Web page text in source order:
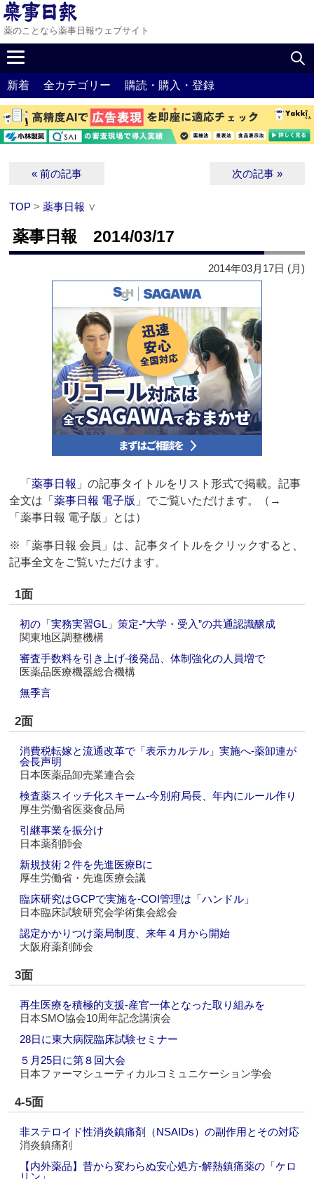
薬のことなら薬事日報ウェブサイト
新着 全カテゴリー 購読・購入・登録
« 前の記事 次の記事 »
TOP >薬事日報 ∨
薬事日報 2014/03/17
2014年03月17日 (月)
「薬事日報 」の記事タイトルをリスト形式で掲載。記事
全文は「薬事日報 電子版 」でご覧いただけます。（→
「薬事日報 電子版」とは）
※「薬事日報 会員」は、記事タイトルをクリックすると、
記事全文をご覧いただけます。
1面
初の「実務実習GL」策定‐“大学・受入”の共通認識醸成
関東地区調整機構
審査手数料を引き上げ‐後発品、体制強化の人員増で
医薬品医療機器総合機構
無季言
2面
消費税転嫁と流通改革で「表示カルテル」実施へ‐薬卸連が
会長声明
日本医薬品卸売業連合会
検査薬スイッチ化スキーム‐今別府局長、年内にルール作り
厚生労働省医薬食品局
引継事業を振分け
日本薬剤師会
新規技術２件を先進医療Bに
厚生労働省・先進医療会議
臨床研究はGCPで実施を‐COI管理は「ハンドル」
日本臨床試験研究会学術集会総会
認定かかりつけ薬局制度、来年４月から開始
大阪府薬剤師会
3面
再生医療を積極的支援‐産官一体となった取り組みを
日本SMO協会10周年記念講演会
28日に東大病院臨床試験セミナー
５月25日に第８回大会
日本ファーマシューティカルコミュニケーション学会
4-5面
非ステロイド性消炎鎮痛剤（NSAIDs）の副作用とその対応
消炎鎮痛剤
【内外薬品】昔から変わらぬ安心処方‐解熱鎮痛薬の「ケロ